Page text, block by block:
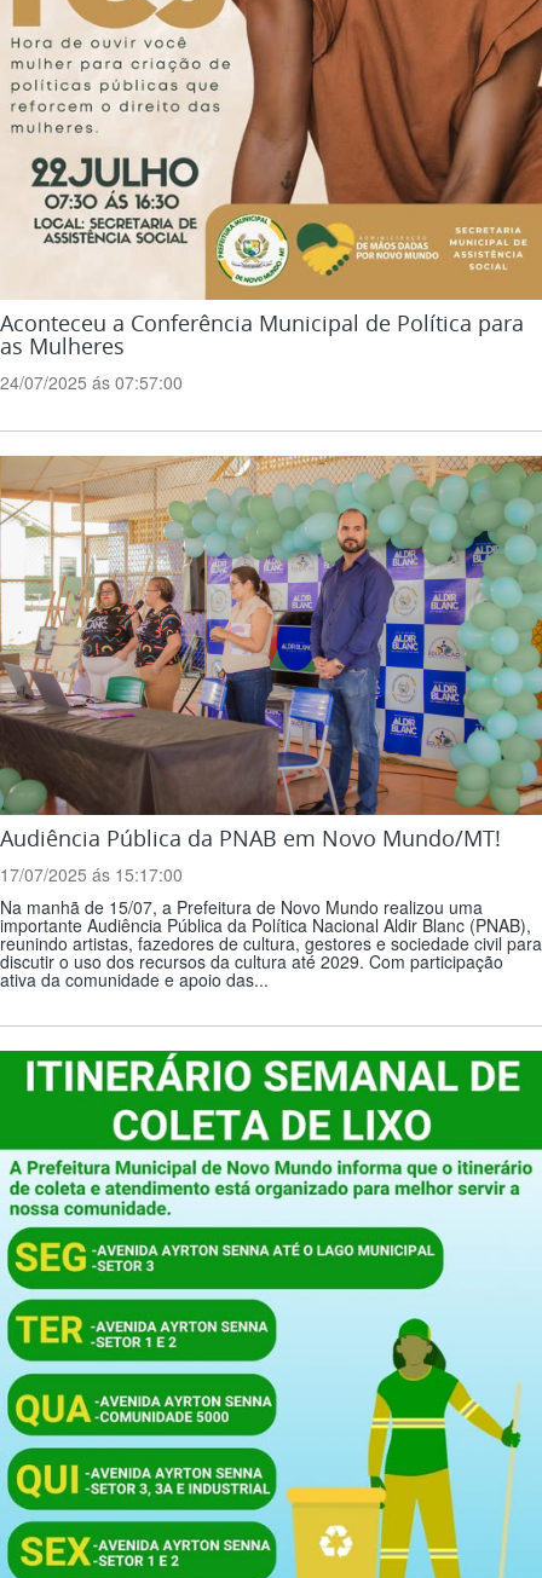
Aconteceu a Conferência Municipal de Política para
as Mulheres
24/07/2025 ás 07:57:00
Audiência Pública da PNAB em Novo Mundo/MT!
17/07/2025 ás 15:17:00
Na manhã de 15/07, a Prefeitura de Novo Mundo realizou uma
importante Audiência Pública da Política Nacional Aldir Blanc (PNAB),
reunindo artistas, fazedores de cultura, gestores e sociedade civil para
discutir o uso dos recursos da cultura até 2029. Com participação
ativa da comunidade e apoio das...